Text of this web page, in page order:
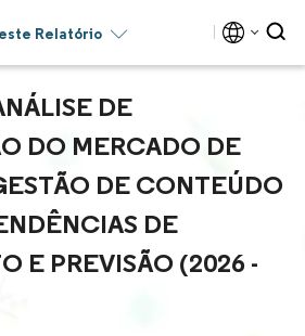
Relatório
DE
DO MERCADO DE
DE CONTEÚDO
DE
E PREVISÃO (2026 -